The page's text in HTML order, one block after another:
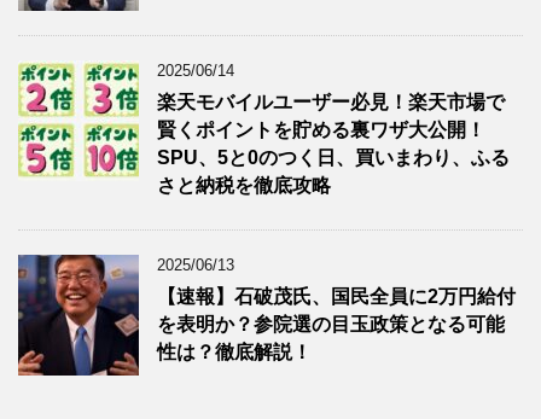
2025/06/14
楽天モバイルユーザー必見！楽天市場で
賢くポイントを貯める裏ワザ大公開！
SPU、5と0のつく日、買いまわり、ふる
さと納税を徹底攻略
2025/06/13
【速報】石破茂氏、国民全員に2万円給付
を表明か？参院選の目玉政策となる可能
性は？徹底解説！